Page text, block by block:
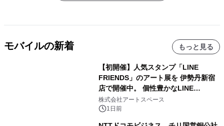
モバイルの新着 もっと見る
【初開催】人気スタンプ「LINE
FRIENDS」のアート展を 伊勢丹新宿
店で開催中。 個性豊かなLINE
FRIENDSの仲間たちが インテリアア
ートとして新たな魅力を発信。
株式会社アートスペース
1日前